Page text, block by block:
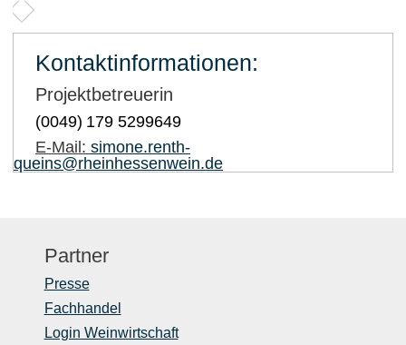
Kontaktinformationen:
Projektbetreuerin
(0049) 179 5299649
E-Mail: simone.renth-
queins@rheinhessenwein.de
Partner
Presse
Fachhandel
Login Weinwirtschaft